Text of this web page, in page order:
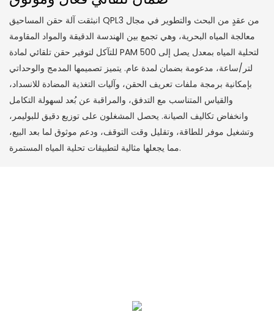
انبثقت آلة حقن المساحيق QPL3 من عقدٍ من البحث والتطوير في مجال
معالجة المياه البحرية، وهي تجمع بين الهندسة الدقيقة والمواد المقاومة
للتآكل لتوفير حقن تلقائي لمادة PAM لتحلية المياه بمعدل يصل إلى 500
لتر/ساعة، مدعومة بضمان لمدة عام. يتميز تصميمها المدمج والوحداتي
بإمكانية برمجة ملفات تعريف الحقن، وآليات التغذية المضادة للانسداد،
والقياس المتناسب مع التدفق، والمراقبة عن بُعد لسهولة التكامل
وانخفاض تكاليف الصيانة. يحصل المشغلون على توزيع دقيق للبوليمر،
وتشغيل موفر للطاقة، وتقليل وقت التوقف، ودعم موثوق لما بعد البيع،
مما يجعلها مثالية لتطبيقات تحلية المياه المستمرة.